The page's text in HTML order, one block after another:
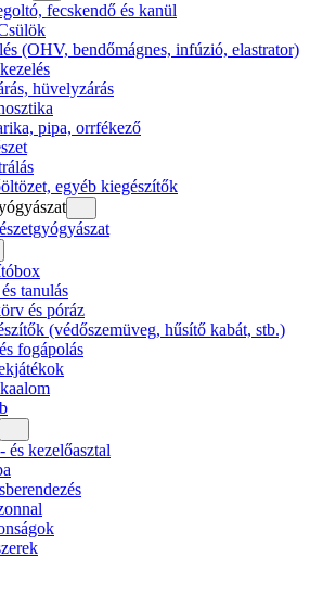
fecskendő és kanül
(OHV, bendőmágnes, infúzió, elastrator)
hüvelyzárás
pipa, orrfékező
egyéb kiegészítők
tanulás
és póráz
(védőszemüveg, hűsítő kabát, stb.)
fogápolás
és kezelőasztal